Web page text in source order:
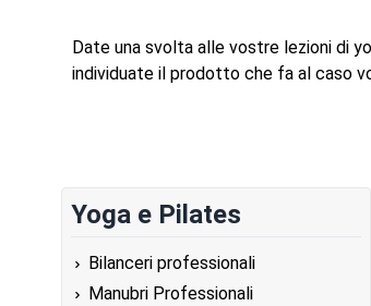
Date una svolta alle vostre lezioni di
individuate il prodotto che fa al caso
Yoga e Pilates
Bilanceri professionali
Manubri Professionali